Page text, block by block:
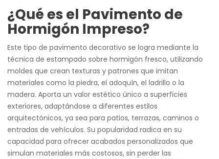
¿Qué es el Pavimento de
Hormigón Impreso?
Este tipo de pavimento decorativo se logra mediante la
técnica de estampado sobre hormigón fresco, utilizando
moldes que crean texturas y patrones que imitan
materiales como la piedra, el adoquín, el ladrillo o la
madera. Aporta un valor estético único a superficies
exteriores, adaptándose a diferentes estilos
arquitectónicos, ya sea para patios, terrazas, caminos o
entradas de vehículos. Su popularidad radica en su
capacidad para ofrecer acabados personalizados que
simulan materiales más costosos, sin perder las